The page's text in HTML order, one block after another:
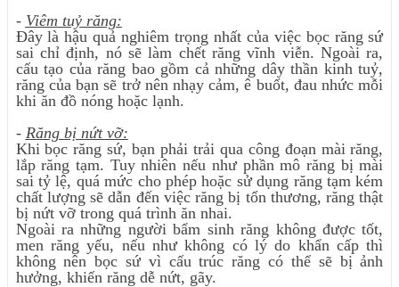
- Viêm tuỷ răng:
Đây là hậu quả nghiêm trọng nhất của việc bọc răng sứ
sai chỉ định, nó sẽ làm chết răng vĩnh viễn. Ngoài ra,
cấu tạo của răng bao gồm cả những dây thần kinh tuỷ,
răng của bạn sẽ trở nên nhạy cảm, ê buốt, đau nhức mỗi
khi ăn đồ nóng hoặc lạnh.
- Răng bị nứt vỡ:
Khi bọc răng sứ, bạn phải trải qua công đoạn mài răng,
lắp răng tạm. Tuy nhiên nếu như phần mô răng bị mài
sai tỷ lệ, quá mức cho phép hoặc sử dụng răng tạm kém
chất lượng sẽ dẫn đến việc răng bị tổn thương, răng thật
bị nứt vỡ trong quá trình ăn nhai.
Ngoài ra những người bẩm sinh răng không được tốt,
men răng yếu, nếu như không có lý do khẩn cấp thì
không nên bọc sứ vì cấu trúc răng có thể sẽ bị ảnh
hưởng, khiến răng dễ nứt, gãy.